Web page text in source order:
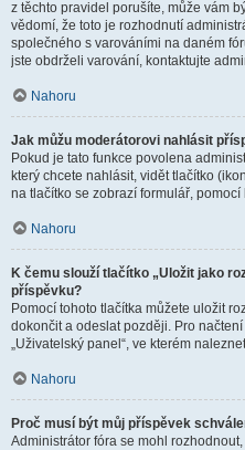
z těchto pravidel porušíte, může vám
vědomí, že toto je rozhodnutí
společného s varováními na daném
jste obdrželi varování, kontaktujte
Nahoru
Jak můžu moderátorovi nahlásit
Pokud je tato funkce povolena
který chcete nahlásit, vidět tlačítko
na tlačítko se zobrazí formulář,
Nahoru
K čemu slouží tlačítko „Uložit jako
příspěvku?
Pomocí tohoto tlačítka můžete uložit
dokončit a odeslat později. Pro
„Uživatelský panel“, ve kterém
Nahoru
Proč musí být můj příspěvek
Administrátor fóra se mohl